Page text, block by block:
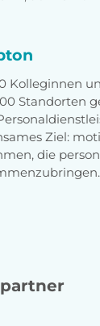
Kolleginnen
Standorten
Ziel:
die